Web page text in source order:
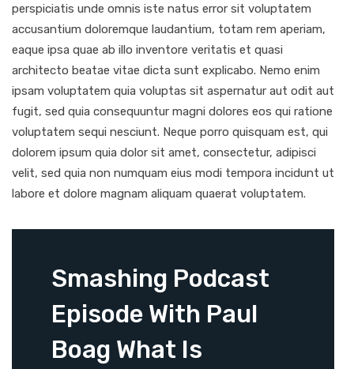
perspiciatis unde omnis iste natus error sit voluptatem
accusantium doloremque laudantium, totam rem aperiam,
eaque ipsa quae ab illo inventore veritatis et quasi
architecto beatae vitae dicta sunt explicabo. Nemo enim
ipsam voluptatem quia voluptas sit aspernatur aut odit aut
fugit, sed quia consequuntur magni dolores eos qui ratione
voluptatem sequi nesciunt. Neque porro quisquam est, qui
dolorem ipsum quia dolor sit amet, consectetur, adipisci
velit, sed quia non numquam eius modi tempora incidunt ut
labore et dolore magnam aliquam quaerat voluptatem.
Smashing Podcast
Episode With Paul
Boag What Is